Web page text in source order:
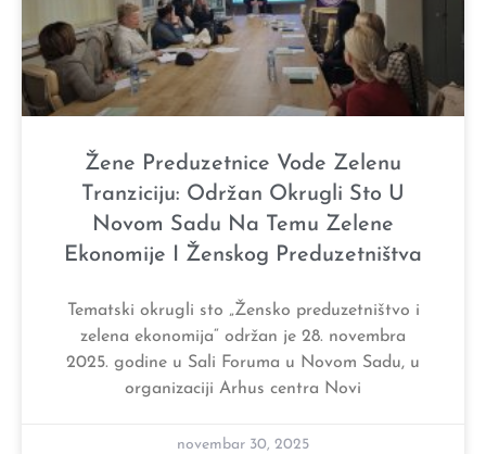
Žene Preduzetnice Vode Zelenu
Tranziciju: Održan Okrugli Sto U
Novom Sadu Na Temu Zelene
Ekonomije I Ženskog Preduzetništva
Tematski okrugli sto „Žensko preduzetništvo i
zelena ekonomija“ održan je 28. novembra
2025. godine u Sali Foruma u Novom Sadu, u
organizaciji Arhus centra Novi
novembar 30, 2025